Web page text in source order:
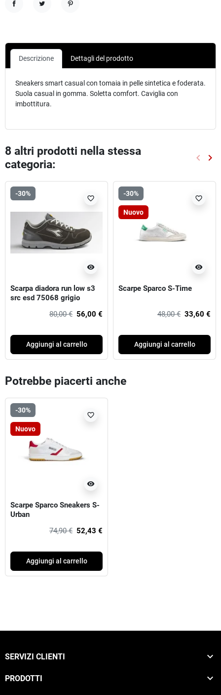
Descrizione Dettagli del prodotto
Sneakers smart casual con tomaia in pelle sintetica e foderata.
Suola casual in gomma. Soletta comfort. Caviglia con
imbottitura.
8 altri prodotti nella stessa
categoria:
keyboard_arrow_left keyboard_arrow_right
-30%
visibility
favorite_border
Scarpa diadora run low s3
src esd 75068 grigio
80,00 € 56,00 €
Aggiungi al carrello
-30%
Nuovo
visibility
favorite_border
Scarpe Sparco S-Time
48,00 € 33,60 €
Aggiungi al carrello
Potrebbe piacerti anche
-30%
Nuovo
visibility
favorite_border
Scarpe Sparco Sneakers S-
Urban
74,90 € 52,43 €
Aggiungi al carrello
SERVIZI CLIENTI 
PRODOTTI
